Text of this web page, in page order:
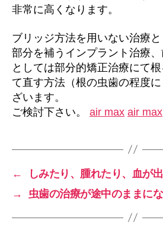
非常に高くなります。
ブリッジ方法を用いない治療
部分を補うインプラント治療
としては部分的矯正治療にて
て直す方法（根の虫歯の程度
ざいます。
ご検討下さい。 air max air max
←
しみたり、腫れたり、血が
→
虫歯の治療が途中のままに